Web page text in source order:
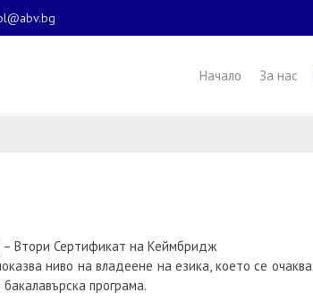
Начало За нас
– Втори Сертификат на Кеймбридж
ниво на владеене на езика, което се очаква
програма.